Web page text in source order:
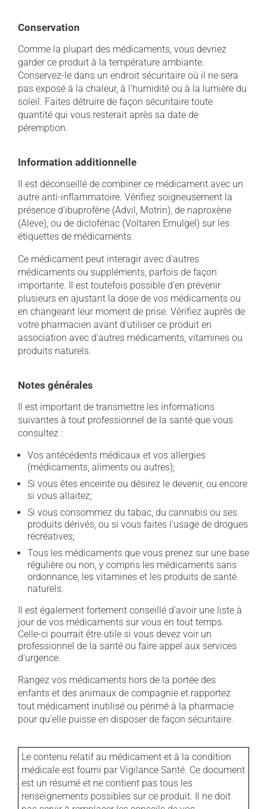
Conservation
Comme la plupart des médicaments, vous devriez
garder ce produit à la température ambiante.
Conservez-le dans un endroit sécuritaire où il ne sera
pas exposé à la chaleur, à l'humidité ou à la lumière du
soleil. Faites détruire de façon sécuritaire toute
quantité qui vous resterait après sa date de
péremption.
Information additionnelle
Il est déconseillé de combiner ce médicament avec un
autre anti-inflammatoire. Vérifiez soigneusement la
présence d'ibuprofène (Advil, Motrin), de naproxène
(Aleve), ou de diclofénac (Voltaren Emulgel) sur les
étiquettes de médicaments.
Ce médicament peut interagir avec d'autres
médicaments ou suppléments, parfois de façon
importante. Il est toutefois possible d'en prévenir
plusieurs en ajustant la dose de vos médicaments ou
en changeant leur moment de prise. Vérifiez auprès de
votre pharmacien avant d'utiliser ce produit en
association avec d'autres médicaments, vitamines ou
produits naturels.
Notes générales
Il est important de transmettre les informations
suivantes à tout professionnel de la santé que vous
consultez :
Vos antécédents médicaux et vos allergies
(médicaments, aliments ou autres);
Si vous êtes enceinte ou désirez le devenir, ou encore
si vous allaitez;
Si vous consommez du tabac, du cannabis ou ses
produits dérivés, ou si vous faites l'usage de drogues
récréatives;
Tous les médicaments que vous prenez sur une base
régulière ou non, y compris les médicaments sans
ordonnance, les vitamines et les produits de santé
naturels.
Il est également fortement conseillé d'avoir une liste à
jour de vos médicaments sur vous en tout temps.
Celle-ci pourrait être utile si vous devez voir un
professionnel de la santé ou faire appel aux services
d'urgence.
Rangez vos médicaments hors de la portée des
enfants et des animaux de compagnie et rapportez
tout médicament inutilisé ou périmé à la pharmacie
pour qu'elle puisse en disposer de façon sécuritaire.
Le contenu relatif au médicament et à la condition
médicale est fourni par Vigilance Santé. Ce document
est un résumé et ne contient pas tous les
renseignements possibles sur ce produit. Il ne doit